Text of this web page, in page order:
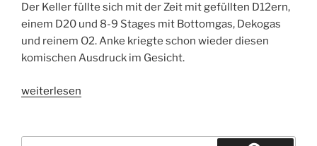
Der Keller füllte sich mit der Zeit mit gefüllten D12ern,
einem D20 und 8-9 Stages mit Bottomgas, Dekogas
und reinem O2. Anke kriegte schon wieder diesen
komischen Ausdruck im Gesicht.
„Tech-
in
weiterlesen